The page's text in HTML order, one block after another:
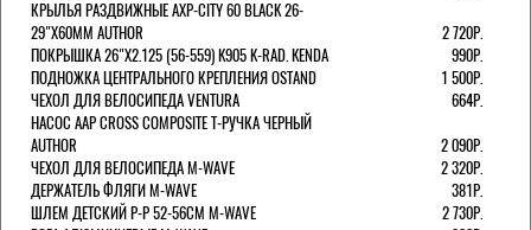
КРЫЛЬЯ РАЗДВИЖНЫЕ AXP-CITY 60 BLACK 26-
29"Х60ММ AUTHOR
2 720Р.
ПОКРЫШКА 26"Х2.125 (56-559) K905 K-RAD. KENDA
990Р.
ПОДНОЖКА ЦЕНТРАЛЬНОГО КРЕПЛЕНИЯ OSTAND
1 500Р.
ЧЕХОЛ ДЛЯ ВЕЛОСИПЕДА VENTURA
664Р.
НАСОС AAP CROSS COMPOSITE Т-РУЧКА ЧЕРНЫЙ
AUTHOR
2 090Р.
ЧЕХОЛ ДЛЯ ВЕЛОСИПЕДА M-WAVE
2 320Р.
ДЕРЖАТЕЛЬ ФЛЯГИ M-WAVE
381Р.
ШЛЕМ ДЕТСКИЙ Р-Р 52-56СМ M-WAVE
2 730Р.